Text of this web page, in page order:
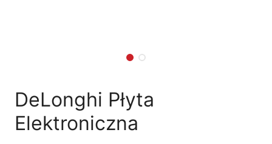
DeLonghi Płyta
Elektroniczna